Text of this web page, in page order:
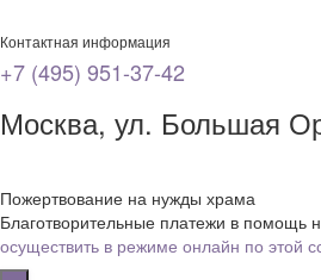
Контактная информация
+7 (495) 951-37-42
Москва, ул. Большая
Пожертвование на нужды храма
Благотворительные платежи в
осуществить в режиме онлайн по этой